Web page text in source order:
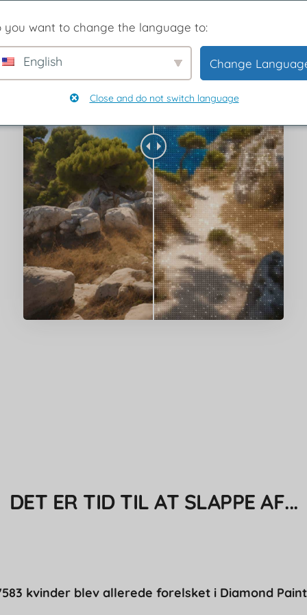
DET ER TID TIL AT SLAPPE AF...
kvinder blev allerede forelsket i Diamond
you want to change the language to:
English Change
Close and do not switch language